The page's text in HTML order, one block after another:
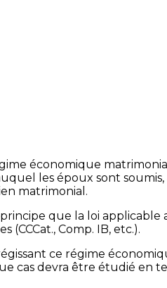
économique
les époux sont soumis,
matrimonial.
que la loi
(CCCat., Comp. IB, etc.).
ce régime
cas devra être étudié en